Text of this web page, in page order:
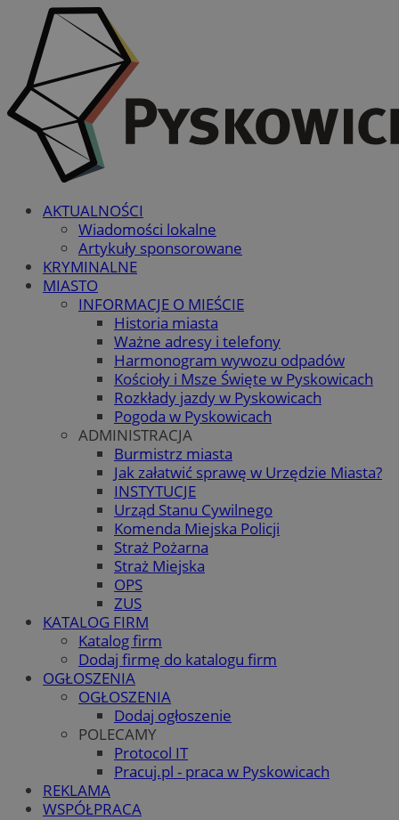
AKTUALNOŚCI
Wiadomości lokalne
Artykuły sponsorowane
KRYMINALNE
MIASTO
INFORMACJE O MIEŚCIE
Historia miasta
Ważne adresy i telefony
Harmonogram wywozu odpadów
Kościoły i Msze Święte w Pyskowicach
Rozkłady jazdy w Pyskowicach
Pogoda w Pyskowicach
ADMINISTRACJA
Burmistrz miasta
Jak załatwić sprawę w Urzędzie Miasta?
INSTYTUCJE
Urząd Stanu Cywilnego
Komenda Miejska Policji
Straż Pożarna
Straż Miejska
OPS
ZUS
KATALOG FIRM
Katalog firm
Dodaj firmę do katalogu firm
OGŁOSZENIA
OGŁOSZENIA
Dodaj ogłoszenie
POLECAMY
Protocol IT
Pracuj.pl - praca w Pyskowicach
REKLAMA
WSPÓŁPRACA